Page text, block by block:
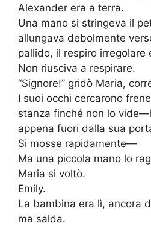
Alexander era a terra.
Una mano si stringeva il
allungava debolmente
pallido, il respiro irregolare
Non riusciva a respirare.
“Signore!” gridò Maria,
I suoi occhi cercarono
stanza finché non lo
appena fuori dalla sua
Si mosse rapidamente—
Ma una piccola mano lo
Maria si voltò.
Emily.
La bambina era lì, ancora
ma salda.